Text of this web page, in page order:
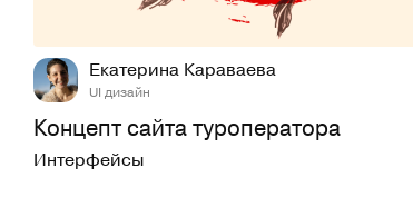
Екатерина Караваева
UI дизайн
Концепт сайта туроператора
Интерфейсы